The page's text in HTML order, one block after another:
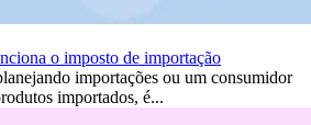
o imposto de importação
importações ou um consumidor
importados, é...